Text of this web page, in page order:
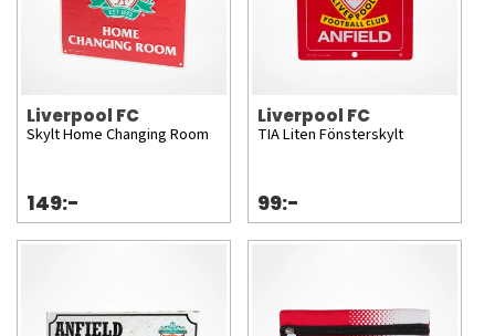
Liverpool FC
Skylt Home Changing Room
149:-
Liverpool FC
TIA Liten Fönsterskylt
99:-